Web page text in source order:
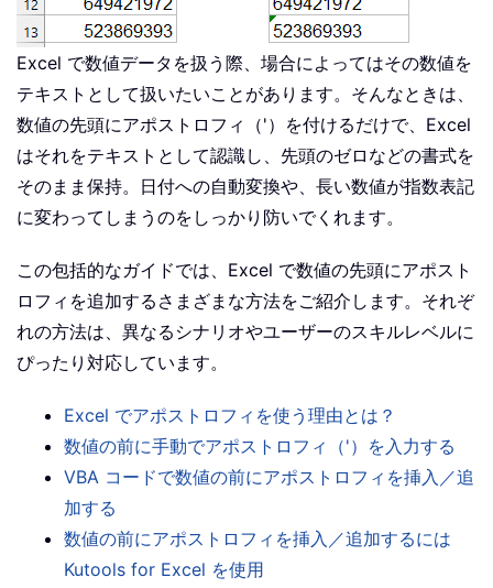
Excel で数値データを扱う際、場合によってはその数値を
テキストとして扱いたいことがあります。そんなときは、
数値の先頭にアポストロフィ（'）を付けるだけで、Excel
はそれをテキストとして認識し、先頭のゼロなどの書式を
そのまま保持。日付への自動変換や、長い数値が指数表記
に変わってしまうのをしっかり防いでくれます。
この包括的なガイドでは、Excel で数値の先頭にアポスト
ロフィを追加するさまざまな方法をご紹介します。それぞ
れの方法は、異なるシナリオやユーザーのスキルレベルに
ぴったり対応しています。
Excel でアポストロフィを使う理由とは？
数値の前に手動でアポストロフィ（'）を入力する
VBA コードで数値の前にアポストロフィを挿入／追
加する
数値の前にアポストロフィを挿入／追加するには
Kutools for Excel を使用